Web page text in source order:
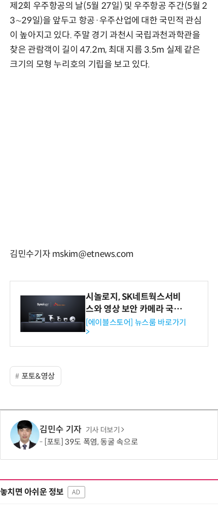
제2회 우주항공의 날(5월 27일) 및 우주항공 주간(5월 2
3∼29일)을 앞두고 항공·우주산업에 대한 국민적 관심
이 높아지고 있다. 주말 경기 과천시 국립과천과학관을
찾은 관람객이 길이 47.2m, 최대 지름 3.5m 실제 같은
크기의 모형 누리호의 기립을 보고 있다.
김민수기자 mskim@etnews.com
시놀로지, SK네트웍스서비
스와 영상 보안 카메라 국내
독점 판매 파트너십 체결
[에이블스토어] 뉴스룸 바로가기
>
포토&영상
김민수 기자 기사 더보기
[포토] 39도 폭염, 동굴 속으로
놓치면 아쉬운 정보 AD